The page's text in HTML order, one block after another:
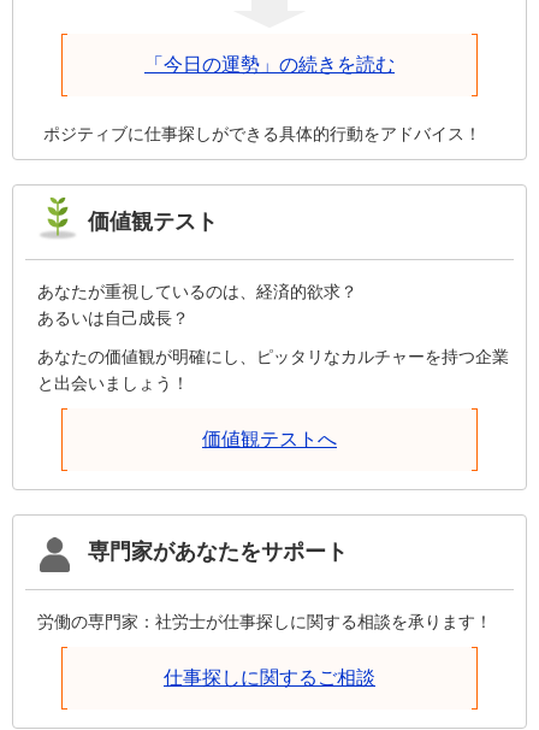
進み続けます。投げ出してしまったらそこで終了です。焦
って無理を押し通さず、しっかり根差していけるように状
「今日の運勢」の続きを読む
ポジティブに仕事探しができる具体的行動をアドバイス！
価値観テスト
あなたが重視しているのは、経済的欲求？
あるいは自己成長？
あなたの価値観が明確にし、ピッタリなカルチャーを持つ企業
と出会いましょう！
価値観テストへ
専門家があなたをサポート
労働の専門家：社労士が仕事探しに関する相談を承ります！
仕事探しに関するご相談